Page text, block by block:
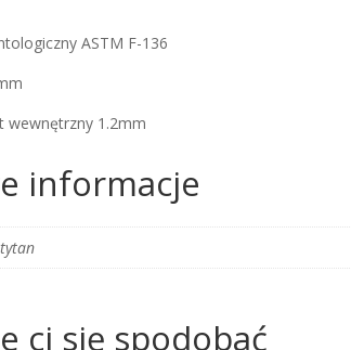
ASTM F-136
wewnętrzny 1.2mm
informacje
tytan
ci się spodobać